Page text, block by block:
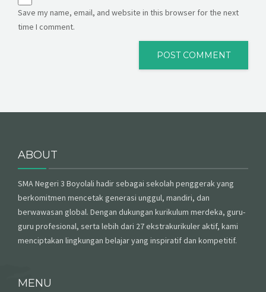
Save my name, email, and website in this browser for the next
time I comment.
ABOUT
SMA Negeri 3 Boyolali hadir sebagai sekolah penggerak yang
berkomitmen mencetak generasi unggul, mandiri, dan
berwawasan global. Dengan dukungan kurikulum merdeka, guru-
guru profesional, serta lebih dari 27 ekstrakurikuler aktif, kami
menciptakan lingkungan belajar yang inspiratif dan kompetitif.
MENU